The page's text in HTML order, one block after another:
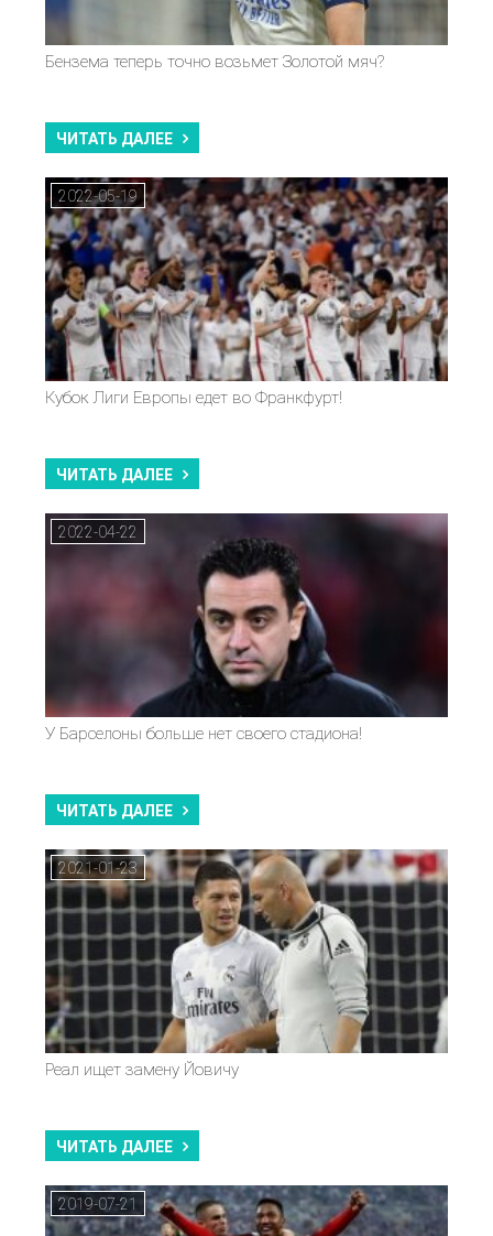
Бензема теперь точно возьмет Золотой мяч?
ЧИТАТЬ ДАЛЕЕ
2022-05-19
Кубок Лиги Европы едет во Франкфурт!
ЧИТАТЬ ДАЛЕЕ
2022-04-22
У Барселоны больше нет своего стадиона!
ЧИТАТЬ ДАЛЕЕ
2021-01-23
Реал ищет замену Йовичу
ЧИТАТЬ ДАЛЕЕ
2019-07-21